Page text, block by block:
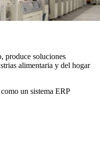
produce soluciones
alimentaria y del hogar
un sistema ERP